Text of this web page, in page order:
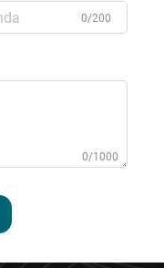
0/200
0/1000